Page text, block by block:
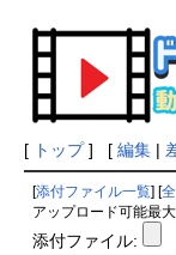
[ トップ] [ 編集|
添付ファイル一覧
アップロード可能最
添付ファイル: